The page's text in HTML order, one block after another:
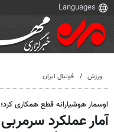
ورزش فوتبال ایران
اوسمار هوشیارانه قطع همکاری کرد؛
آمار عملکرد